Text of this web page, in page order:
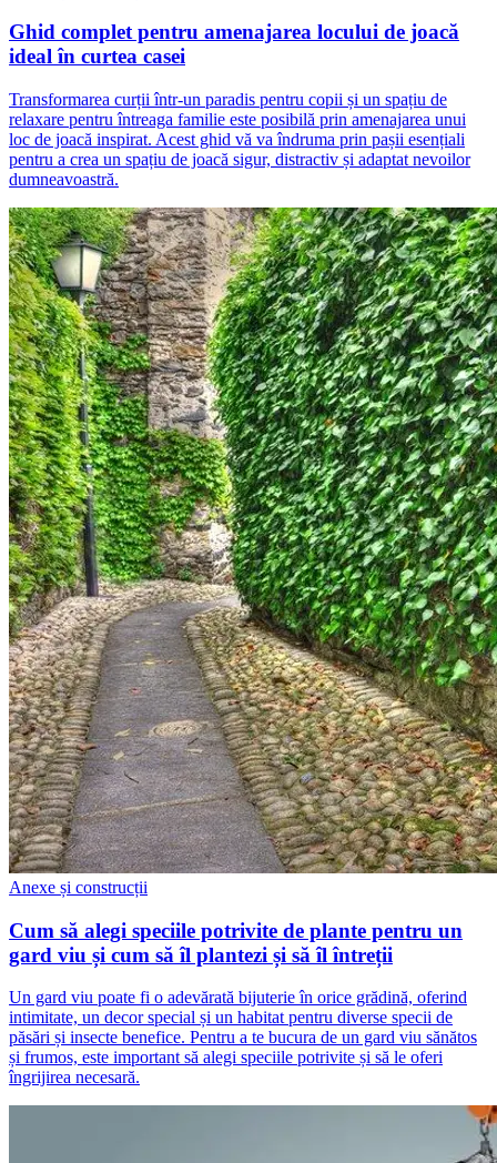
Ghid complet pentru amenajarea locului de joacă
ideal în curtea casei
Transformarea curții într-un paradis pentru copii și un spațiu de
relaxare pentru întreaga familie este posibilă prin amenajarea unui
loc de joacă inspirat. Acest ghid vă va îndruma prin pașii esențiali
pentru a crea un spațiu de joacă sigur, distractiv și adaptat nevoilor
dumneavoastră.
Anexe și construcții
Cum să alegi speciile potrivite de plante pentru un
gard viu și cum să îl plantezi și să îl întreții
Un gard viu poate fi o adevărată bijuterie în orice grădină, oferind
intimitate, un decor special și un habitat pentru diverse specii de
păsări și insecte benefice. Pentru a te bucura de un gard viu sănătos
și frumos, este important să alegi speciile potrivite și să le oferi
îngrijirea necesară.